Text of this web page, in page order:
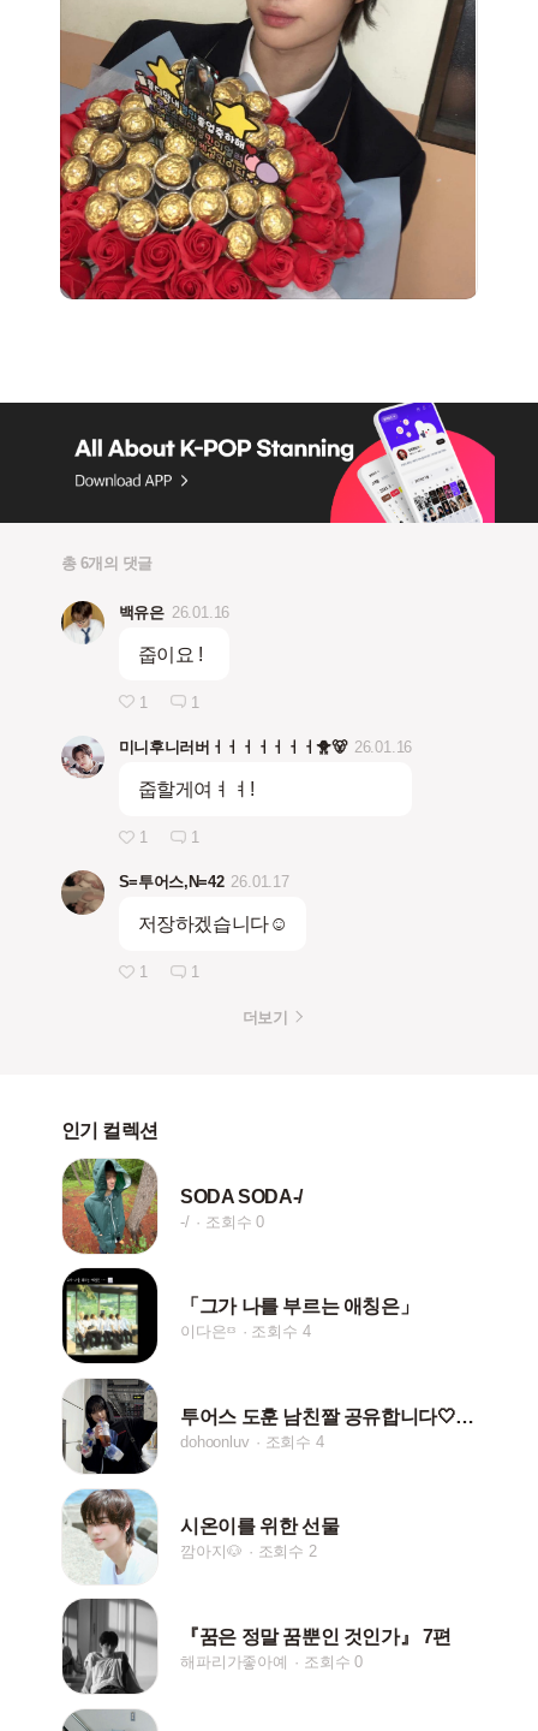
총 6개의 댓글
백유은 26.01.16
줍이요 !
1 1
미니후니러버ㅓㅓㅓㅓㅓㅓㅓ🐥🐻 26.01.16
줍할게여ㅕㅕ!
1 1
S=투어스,N=42 26.01.17
저장하겠습니다☺️
1 1
더보기
인기 컬렉션
SODA SODA-/
-/ 조회수 0
「그가 나를 부르는 애칭은」
이다은ᵋᵌ 조회수 4
투어스 도훈 남친짤 공유합니다🤍🐻‍❄️
dohoonluv 조회수 4
시온이를 위한 선물
깜아지🐶 조회수 2
『꿈은 정말 꿈뿐인 것인가』 7편
해파리가좋아예 조회수 0